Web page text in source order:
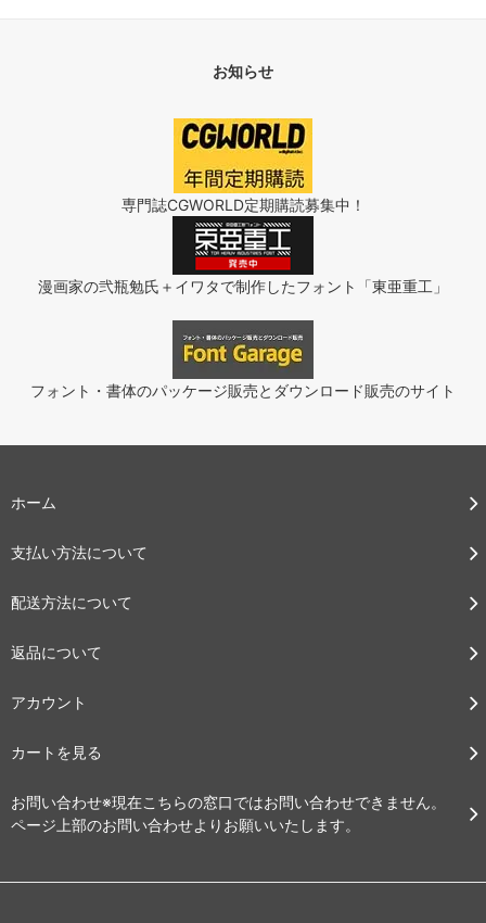
お知らせ
専門誌CGWORLD定期購読募集中！
漫画家の弐瓶勉氏＋イワタで制作したフォント「東亜重工」
フォント・書体のパッケージ販売とダウンロード販売のサイト
ホーム
支払い方法について
配送方法について
返品について
アカウント
カートを見る
お問い合わせ※現在こちらの窓口ではお問い合わせできません。
ページ上部のお問い合わせよりお願いいたします。